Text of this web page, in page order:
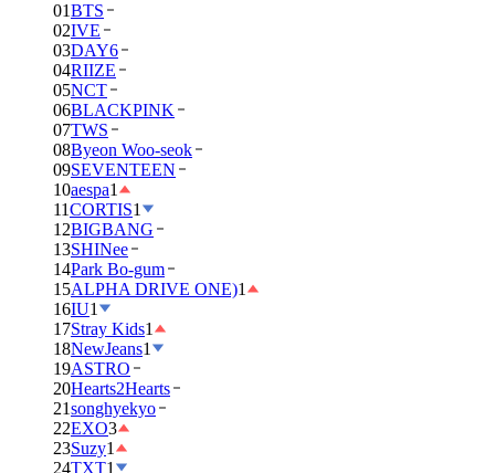
01BTS
02IVE
03DAY6
04RIIZE
05NCT
06BLACKPINK
07TWS
08Byeon Woo-seok
09SEVENTEEN
10aespa1
11CORTIS1
12BIGBANG
13SHINee
14Park Bo-gum
15ALPHA DRIVE ONE)1
16IU1
17Stray Kids1
18NewJeans1
19ASTRO
20Hearts2Hearts
21songhyekyo
22EXO3
23Suzy1
24TXT1